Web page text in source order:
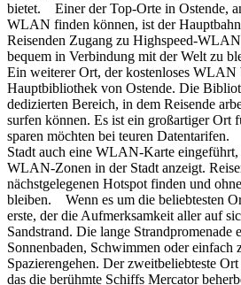
bietet. Einer der Top-Orte in Ostende,
WLAN finden können, ist der
Reisenden Zugang zu Highspeed-
bequem in Verbindung mit der Welt zu
Ein weiterer Ort, der kostenloses WLAN
Hauptbibliothek von Ostende. Die
dedizierten Bereich, in dem Reisende
surfen können. Es ist ein großartiger Ort
sparen möchten bei teuren
Stadt auch eine WLAN-Karte eingeführt,
WLAN-Zonen in der Stadt anzeigt.
nächstgelegenen Hotspot finden und
bleiben. Wenn es um die beliebtesten
erste, der die Aufmerksamkeit aller auf
Sandstrand. Die lange Strandpromenade
Sonnenbaden, Schwimmen oder einfach
Spazierengehen. Der zweitbeliebteste
das die berühmte Schiffs Mercator